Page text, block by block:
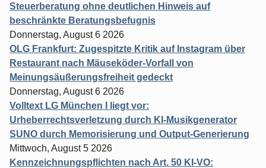
Steuerberatung ohne deutlichen Hinweis auf
beschränkte Beratungsbefugnis
Donnerstag, August 6 2026
OLG Frankfurt: Zugespitzte Kritik auf Instagram über
Restaurant nach Mäuseköder-Vorfall von
Meinungsäußerungsfreiheit gedeckt
Donnerstag, August 6 2026
Volltext LG München I liegt vor:
Urheberrechtsverletzung durch KI-Musikgenerator
SUNO durch Memorisierung und Output-Generierung
Mittwoch, August 5 2026
Kennzeichnungspflichten nach Art. 50 KI-VO: